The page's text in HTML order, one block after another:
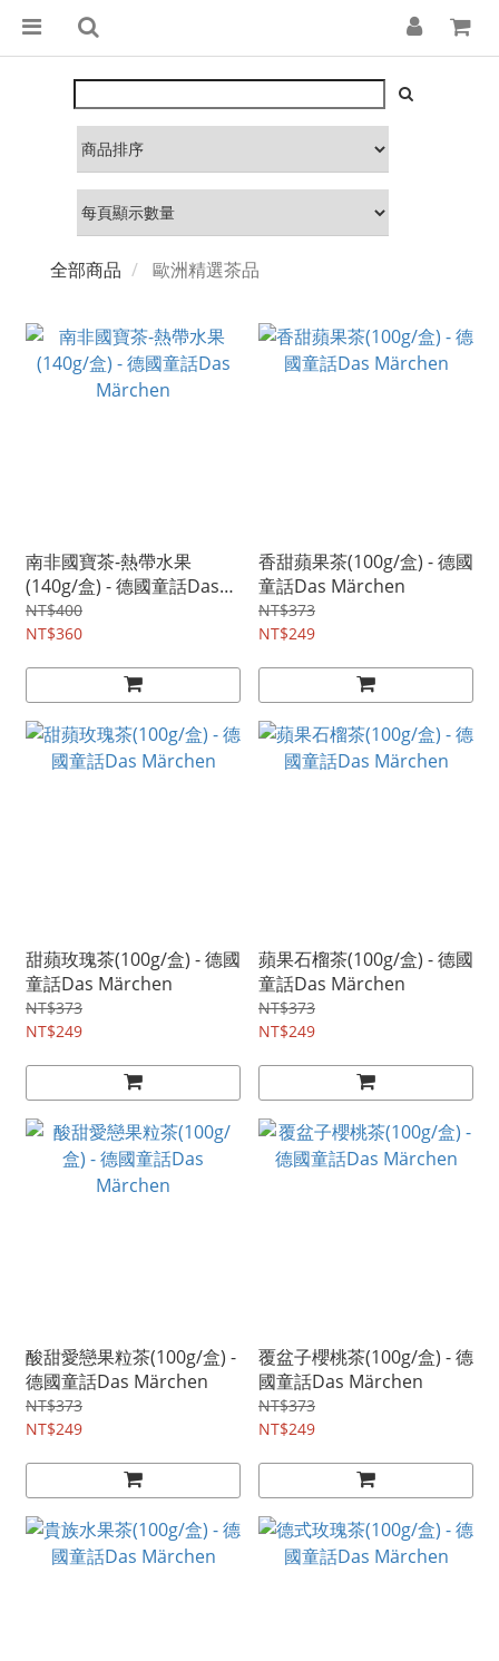
全部商品 歐洲精選茶品
南非國寶茶-熱帶水果
(140g/盒) - 德國童話Das
Märchen
NT$400
NT$360
香甜蘋果茶(100g/盒) - 德國
童話Das Märchen
NT$373
NT$249
甜蘋玫瑰茶(100g/盒) - 德國
童話Das Märchen
NT$373
NT$249
蘋果石榴茶(100g/盒) - 德國
童話Das Märchen
NT$373
NT$249
酸甜愛戀果粒茶(100g/盒) -
德國童話Das Märchen
NT$373
NT$249
覆盆子櫻桃茶(100g/盒) - 德
國童話Das Märchen
NT$373
NT$249